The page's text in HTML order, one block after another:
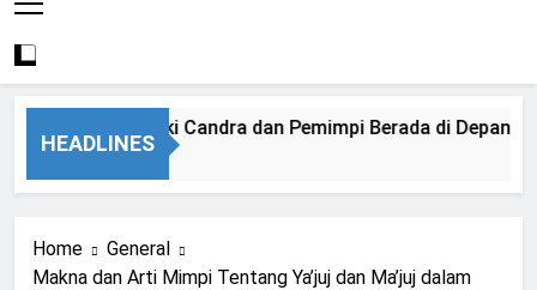
HEADLINES
kang Diki Candra dan Pemimpi Berada di Depan
Home
General
Makna dan Arti Mimpi Tentang Ya’juj dan Ma’juj dalam